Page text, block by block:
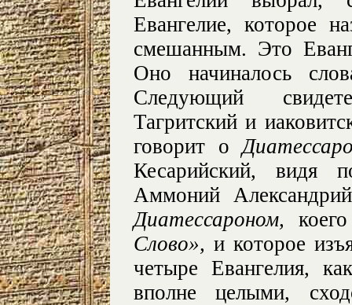
Евангелие, которое
смешанным. Это
Оно начиналось
Следующий
Тагритский и
говорит о
Кесарийский, видя
Аммоний
Диатессароном,
Слово», и которое
четыре Евангелия,
вполне целыми,